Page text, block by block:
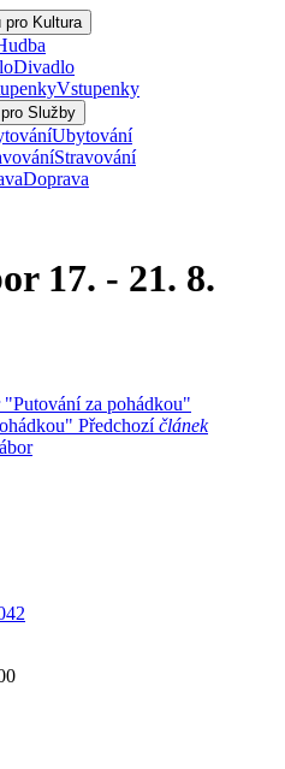
pro Kultura
Divadlo
Vstupenky
Služby
Ubytování
Stravování
Doprava
17. - 21. 8.
Předchozíčlánek